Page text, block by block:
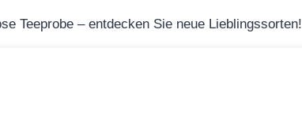
Teeprobe – entdecken Sie neue Lieblingssorten!